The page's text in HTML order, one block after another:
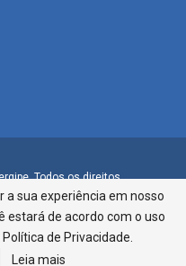
Todos os direitos
276, Bairro São José |
- CI Centro de
a sua experiência em nosso
estará de acordo com o uso
de Privacidade.
Leia mais